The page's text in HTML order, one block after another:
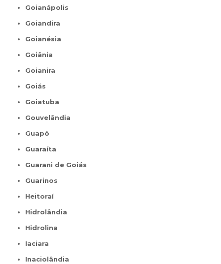
Goianápolis
Goiandira
Goianésia
Goiânia
Goianira
Goiás
Goiatuba
Gouvelândia
Guapó
Guaraíta
Guarani de Goiás
Guarinos
Heitoraí
Hidrolândia
Hidrolina
Iaciara
Inaciolândia